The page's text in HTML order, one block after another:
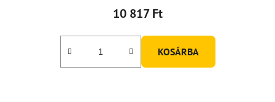
10 817 Ft
KOSÁRBA